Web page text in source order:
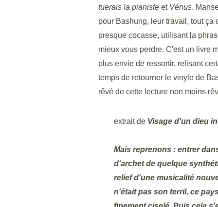
tuerais la pianiste et Vénus.
pour Bashung, leur travail, tout
presque cocasse, utilisant la
mieux vous perdre. C'est un livre
plus envie de ressortir, relisant
temps de retourner le vinyle de
rêvé de cette lecture non moins
extrait de Visage d'un dieu
Mais reprenons : entrer
d'archet de quelque
relief d'une musicalité
n'était pas son terril, ce